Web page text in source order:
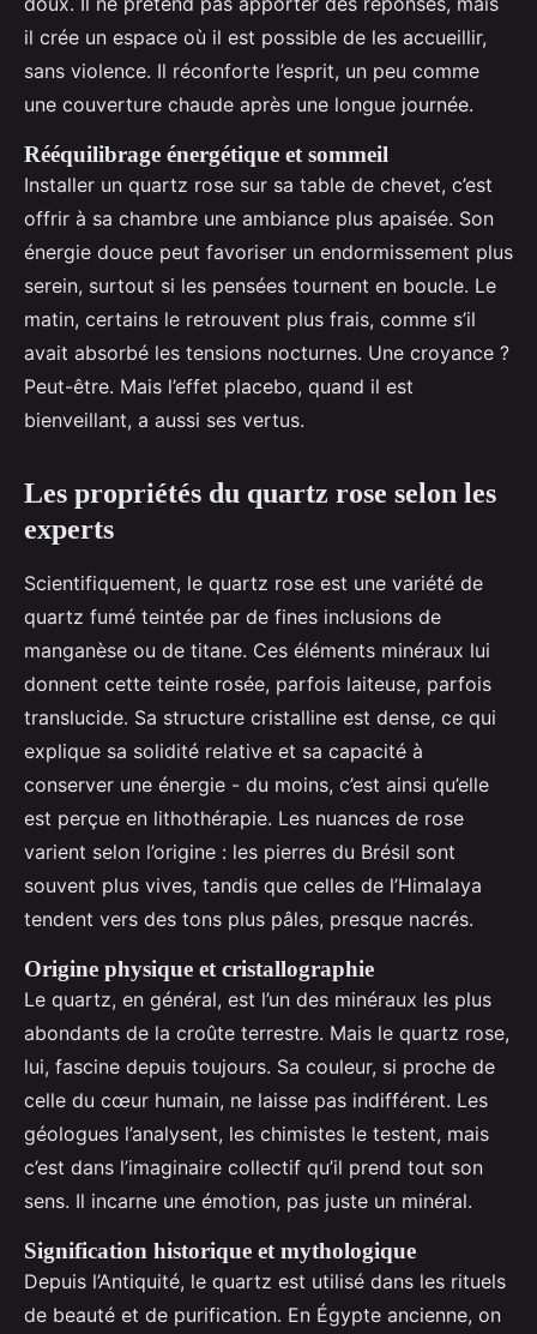
il crée un espace où il est possible de les accueillir,
sans violence. Il réconforte l’esprit, un peu comme
une couverture chaude après une longue journée.
Rééquilibrage énergétique et sommeil
Installer un quartz rose sur sa table de chevet, c’est
offrir à sa chambre une ambiance plus apaisée. Son
énergie douce peut favoriser un endormissement plus
serein, surtout si les pensées tournent en boucle. Le
matin, certains le retrouvent plus frais, comme s’il
avait absorbé les tensions nocturnes. Une croyance ?
Peut-être. Mais l’effet placebo, quand il est
bienveillant, a aussi ses vertus.
Les propriétés du quartz rose selon les
experts
Scientifiquement, le quartz rose est une variété de
quartz fumé teintée par de fines inclusions de
manganèse ou de titane. Ces éléments minéraux lui
donnent cette teinte rosée, parfois laiteuse, parfois
translucide. Sa structure cristalline est dense, ce qui
explique sa solidité relative et sa capacité à
conserver une énergie - du moins, c’est ainsi qu’elle
est perçue en lithothérapie. Les nuances de rose
varient selon l’origine : les pierres du Brésil sont
souvent plus vives, tandis que celles de l’Himalaya
tendent vers des tons plus pâles, presque nacrés.
Origine physique et cristallographie
Le quartz, en général, est l’un des minéraux les plus
abondants de la croûte terrestre. Mais le quartz rose,
lui, fascine depuis toujours. Sa couleur, si proche de
celle du cœur humain, ne laisse pas indifférent. Les
géologues l’analysent, les chimistes le testent, mais
c’est dans l’imaginaire collectif qu’il prend tout son
sens. Il incarne une émotion, pas juste un minéral.
Signification historique et mythologique
Depuis l’Antiquité, le quartz est utilisé dans les rituels
de beauté et de purification. En Égypte ancienne, on